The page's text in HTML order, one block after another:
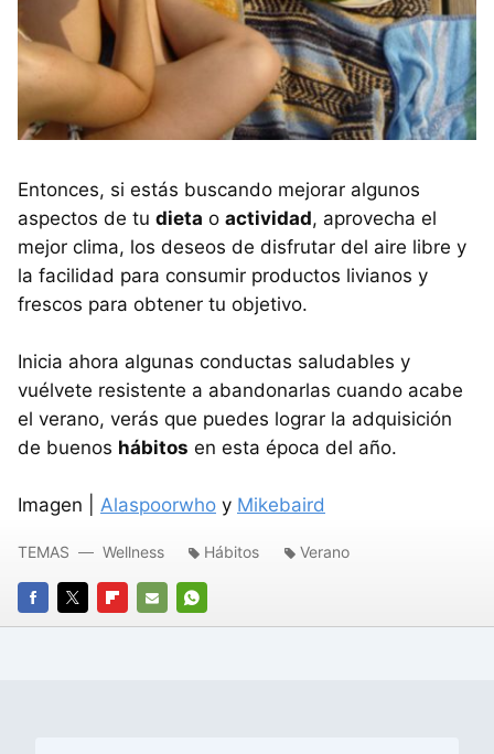
Entonces, si estás buscando mejorar algunos
aspectos de tu dieta o actividad, aprovecha el
mejor clima, los deseos de disfrutar del aire libre y
la facilidad para consumir productos livianos y
frescos para obtener tu objetivo.
Inicia ahora algunas conductas saludables y
vuélvete resistente a abandonarlas cuando acabe
el verano, verás que puedes lograr la adquisición
de buenos hábitos en esta época del año.
Imagen | Alaspoorwho y Mikebaird
FACEBOOK
TWITTERFLIPBOARD
E-
WHATSAPP
TEMAS Wellness Hábitos Verano